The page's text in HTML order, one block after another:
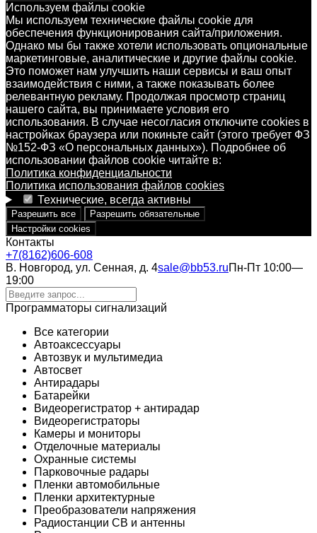
Используем файлы cookie
Мы используем технические файлы cookie для
обеспечения функционирования сайта/приложения.
Однако мы бы также хотели использовать опциональные
маркетинговые, аналитические и другие файлы cookie.
Это поможет нам улучшить наши сервисы и ваш опыт
взаимодействия с ними, а также показывать более
релевантную рекламу. Продолжая просмотр страниц
нашего сайта, вы принимаете условия его
использования. В случае несогласия отключите cookies в
настройках браузера или покиньте сайт (этого требует ФЗ
№152-ФЗ «О персональных данных»). Подробнее об
использовании файлов cookie читайте в:
Политика конфиденциальности
Политика использования файлов cookies
Технические, всегда активны
Разрешить все
Разрешить обязательные
Настройки cookies
Контакты
+7(8162)606-608
В. Новгород, ул. Сенная, д. 4sale@bb53.ruПн-Пт 10:00—
19:00
Программаторы сигнализаций
Все категории
Автоаксессуары
Автозвук и мультимедиа
Автосвет
Антирадары
Батарейки
Видеорегистратор + антирадар
Видеорегистраторы
Камеры и мониторы
Отделочные материалы
Охранные системы
Парковочные радары
Пленки автомобильные
Пленки архитектурные
Преобразователи напряжения
Радиостанции CB и антенны